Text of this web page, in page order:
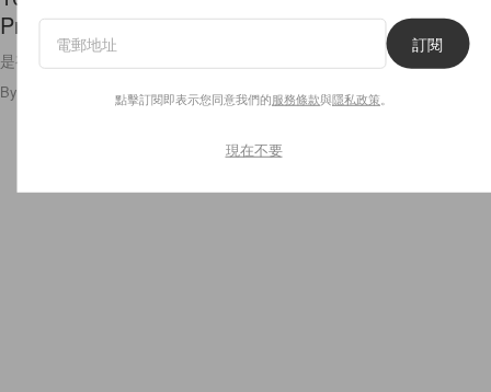
Première，腕錶 + 耳機 + 項鍊設計令人著迷！
是有 Chanel Logo 的耳機😍
By 2024年7月4日
訂閱
點擊訂閱即表示您同意我們的服務條款與隱私政策
現在不要